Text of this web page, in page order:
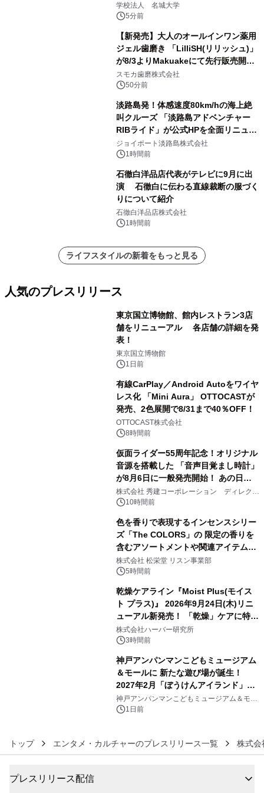
学校法人 名城大学
5分前
【新発売】大人のオールインワン薬用
ジェル歯磨き 「LilliSH(リリッシュ)」
が8/3よりMakuakeにて先行販売開
始！
スモカ歯磨株式会社
50分前
淡路島発！体感速度80km/hの海上絶
叫クルーズ 「淡路島アドベンチャー
RIBライド」が公式HPを全面リニュー
アル！ ～スマホで即予約完了の「スマ
ート設計」へ刷新～
ジョイポート淡路島株式会社
1時間前
石徹白洋品店代表がテレビに9月に出
演 石徹白に伝わる直線裁断の服づく
りについて紹介
石徹白洋品店株式会社
1時間前
ライフスタイルの新着をもっと見る
人気のプレスリリース
東京国立博物館、館内レストラン3店
舗をリニューアル 各店舗の詳細を発
表！
東京国立博物館
1日前
有線CarPlay／Android Autoをワイヤ
レス化 「Mini Aura」 OTTOCASTが
発売、2色展開で8/31まで40％OFF！
OTTOCAST株式会社
8時間前
仮面ライダー55周年記念！オリジナル
音源を搭載した 「音声目覚まし時計」
が8月6日に一般発売開始！ あの日の
大興奮が今甦る
株式会社 秀建コーポレーション ディレクト
アートギャラリー
10時間前
色を香りで表現するインセンスシリー
ズ「The COLORS」の 限定の香りを
含むアソートメントや関連アイテムを
8月6日発売
株式会社 松栄堂 リスン事業部
5時間前
乾燥ケアライン『Moist Plus(モイス
ト プラス)』 2026年9月24日(木)リニ
ューアル新発売！ 「乾燥」ケアに特化
し、ライン使いで潤いに満ちた肌へ
株式会社ハーバー研究所
3時間前
神戸アンパンマンこどもミュージアム
＆モールに 新たな遊び場が誕生！
2027年2月「ぼうけんアイランド」が
オープン
神戸アンパンマンこどもミュージアム＆モー
ル 1日前
トップ エンタメ・カルチャーのプレスリリース一覧 株式会
プレスリリース配信